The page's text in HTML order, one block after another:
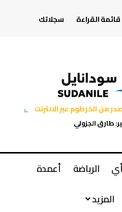
قائمة القراءة
سجلاتك
من الخرطوم عبر الانترنت
طارق الجزولي
الرياضة
أعمدة
المزيد